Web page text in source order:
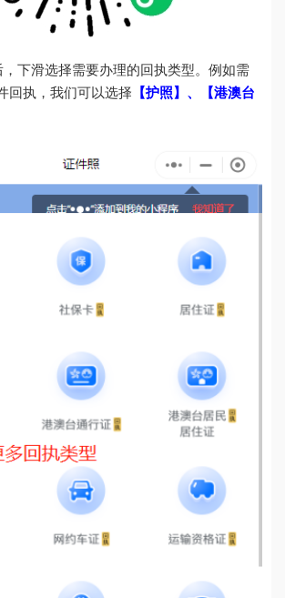
下滑选择需要办理的回执类型。例如需
回执，我们可以选择 【护照】、【港澳台